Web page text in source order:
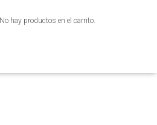
No hay productos en el carrito.